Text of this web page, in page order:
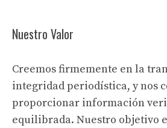
Nuestro Valor
Creemos firmemente en la
integridad periodística, y nos
proporcionar información
equilibrada. Nuestro objetivo